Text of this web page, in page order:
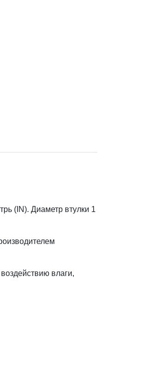
(IN). Диаметр втулки 1
влаги,